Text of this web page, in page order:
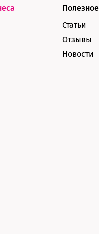
Полезное
Статьи
Отзывы
Новости